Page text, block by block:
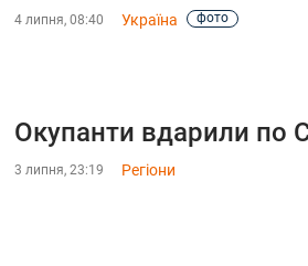
4 липня, 08:40 Україна фото
Окупанти вдарили по
3 липня, 23:19 Регіони